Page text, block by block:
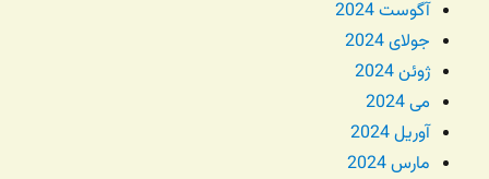
آگوست 2024
جولای 2024
ژوئن 2024
می 2024
آوریل 2024
مارس 2024